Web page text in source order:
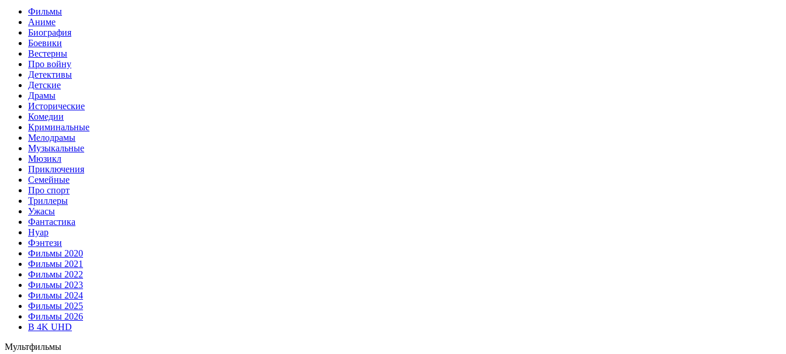
Фильмы
Аниме
Биография
Боевики
Вестерны
Про войну
Детективы
Детские
Драмы
Исторические
Комедии
Криминальные
Мелодрамы
Музыкальные
Мюзикл
Приключения
Семейные
Про спорт
Триллеры
Ужасы
Фантастика
Нуар
Фэнтези
Фильмы 2020
Фильмы 2021
Фильмы 2022
Фильмы 2023
Фильмы 2024
Фильмы 2025
Фильмы 2026
В 4K UHD
Мультфильмы